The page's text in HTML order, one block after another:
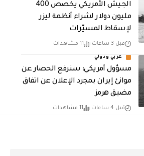
الجيش الأمريكي يخصص 400
مليون دولار لشراء أنظمة ليزر
لإسقاط المسيّرات
قبل 3 ساعات 11 مشاهدات
عربي ودولي
مسؤول أمريكي: سنرفع الحصار عن
موانئ إيران بمجرد الإعلان عن اتفاق
مضيق هرمز
قبل 4 ساعات 11 مشاهدات